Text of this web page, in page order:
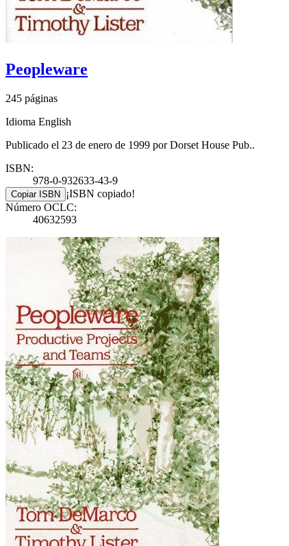
Peopleware
245 páginas
Idioma English
Publicado el 23 de enero de 1999 por Dorset House Pub..
ISBN:
978-0-932633-43-9
Copiar ISBN ¡ISBN copiado!
Número OCLC:
40632593